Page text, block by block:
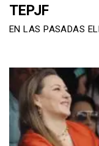
TEPJF
EN LAS PASADAS